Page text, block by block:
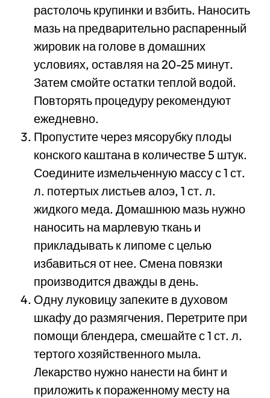
растолочь крупинки и взбить. Наносить
мазь на предварительно распаренный
жировик на голове в домашних
условиях, оставляя на 20-25 минут.
Затем смойте остатки теплой водой.
Повторять процедуру рекомендуют
ежедневно.
Пропустите через мясорубку плоды
конского каштана в количестве 5 штук.
Соедините измельченную массу с 1 ст.
л. потертых листьев алоэ, 1 ст. л.
жидкого меда. Домашнюю мазь нужно
наносить на марлевую ткань и
прикладывать к липоме с целью
избавиться от нее. Смена повязки
производится дважды в день.
Одну луковицу запеките в духовом
шкафу до размягчения. Перетрите при
помощи блендера, смешайте с 1 ст. л.
тертого хозяйственного мыла.
Лекарство нужно нанести на бинт и
приложить к пораженному месту на